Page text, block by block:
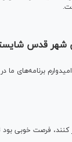
شهر قدس
برنامه‌های ما
کنند، فرصت خوبی بود